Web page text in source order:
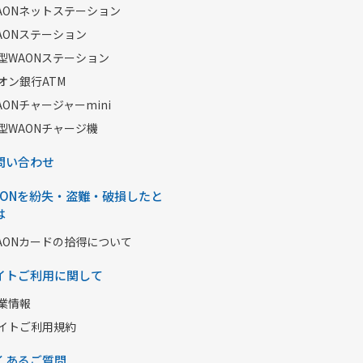
ネットステーション
ステーション
WAONステーション
ン銀行ATM
チャージャーmini
WAONチャージ機
い合わせ
を紛失・盗難・破損したと
カードの拾得について
トご利用に関して
情報
トご利用規約